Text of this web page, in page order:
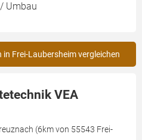
Umbau
Frei-Laubersheim vergleichen
VEA
(6km von 55543 Frei-